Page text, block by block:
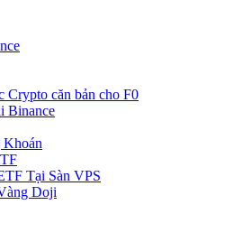
Crypto căn bản cho F0
Binance
Tại Sàn VPS
Doji